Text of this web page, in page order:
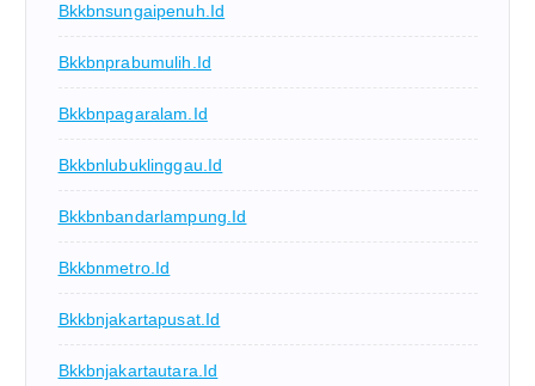
Bkkbnsungaipenuh.id
Bkkbnprabumulih.id
Bkkbnpagaralam.id
Bkkbnlubuklinggau.id
Bkkbnbandarlampung.id
Bkkbnmetro.id
Bkkbnjakartapusat.id
Bkkbnjakartautara.id